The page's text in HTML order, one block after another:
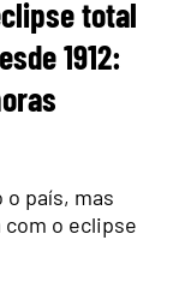
total
1912:
país, mas
com o eclipse